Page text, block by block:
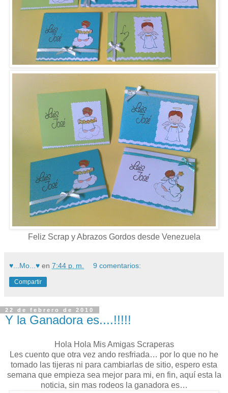
Feliz Scrap y Abrazos Gordos desde Venezuela
♥...Mo...♥ en 7:44 p. m. 9 comentarios:
Compartir
22 de febrero de 2010
Y la Ganadora es....!!!!!
Hola Hola Mis Amigas Scraperas
Les cuento que otra vez ando resfriada… por lo que no he
tomado las tijeras ni para cambiarlas de sitio, espero esta
semana que empieza sea mejor para mi, en fin, aquí esta la
noticia, sin mas rodeos la ganadora es…